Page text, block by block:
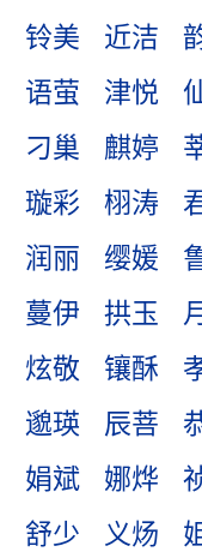
铃美
近洁
语萤
津悦
刁巢
麒婷
璇彩
栩涛
润丽
缨媛
蔓伊
拱玉
炫敬
镶酥
邈瑛
辰菩
娟斌
娜烨
舒少
义炀